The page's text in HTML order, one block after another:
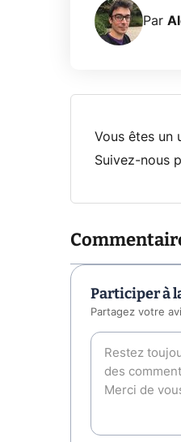
Par
Vous êtes un
Suivez-nous
Participer à
Partagez votre